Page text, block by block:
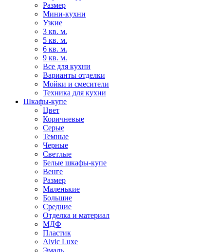
Размер
Мини-кухни
Узкие
3 кв. м.
5 кв. м.
6 кв. м.
9 кв. м.
Все для кухни
Варианты отделки
Мойки и смесители
Техника для кухни
Шкафы-купе
Цвет
Коричневые
Серые
Темные
Черные
Светлые
Белые шкафы-купе
Венге
Размер
Маленькие
Большие
Средние
Отделка и материал
МДФ
Пластик
Alvic Luxe
Эмаль